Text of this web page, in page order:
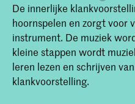
De innerlijke
hoornspelen en zorgt voor
instrument. De muziek
kleine stappen wordt
leren lezen en schrijven
klankvoorstelling.